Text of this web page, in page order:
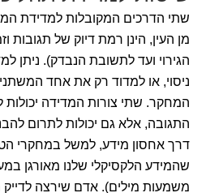
שתי הדרכים המקובלות למדידת
מן העין, הינן רמת דיוק של תגובות
הגירוי ועד לתשובת הנבדק). ניתן
ניסוי, או למדוד רק את אחד
המחקר. שתי צורות המדידה יכולות
התגובה, אלא גם יכולות לתרום
דרך אחסון מידע, למשל במחקרי
שהמידע הלקסיקלי שלנו מאורגן
משמעות מילים). אדם שירצה לדייק